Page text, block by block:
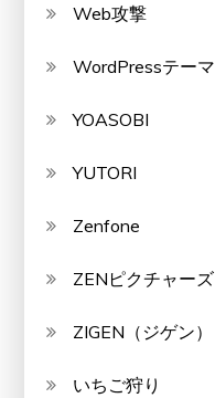
Web攻撃
WordPressテーマ
YOASOBI
YUTORI
Zenfone
ZENピクチャーズ
ZIGEN（ジゲン）
いちご狩り